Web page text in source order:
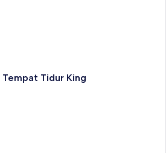
Tempat Tidur King